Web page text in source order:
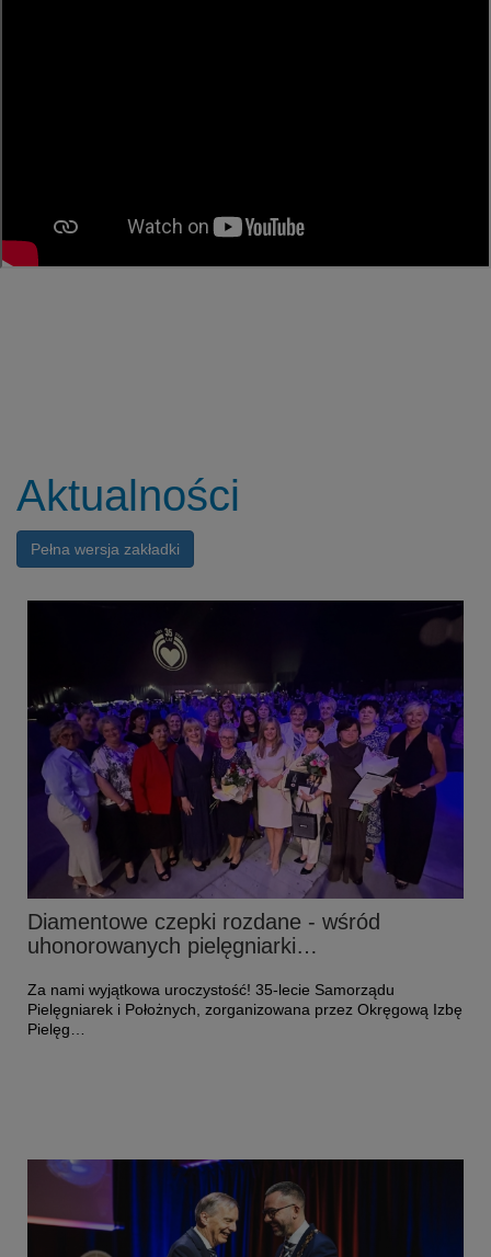
Aktualności
Pełna wersja zakładki
Diamentowe czepki rozdane - wśród
uhonorowanych pielęgniarki…
Za nami wyjątkowa uroczystość! 35-lecie Samorządu
Pielęgniarek i Położnych, zorganizowana przez Okręgową Izbę
Pielęg…